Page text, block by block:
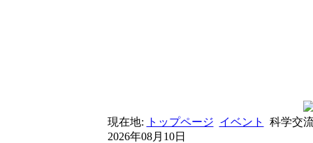
現在地: トップページ イベント
科学交
2026年08月10日